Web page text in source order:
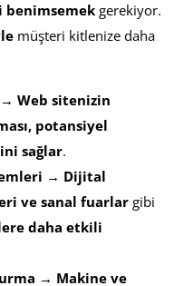
benimsemek gerekiyor.
müşteri kitlenize daha
→ Web sitenizin
potansiyel
sağlar.
→ Dijital
ve sanal fuarlar gibi
daha etkili
→ Makine ve